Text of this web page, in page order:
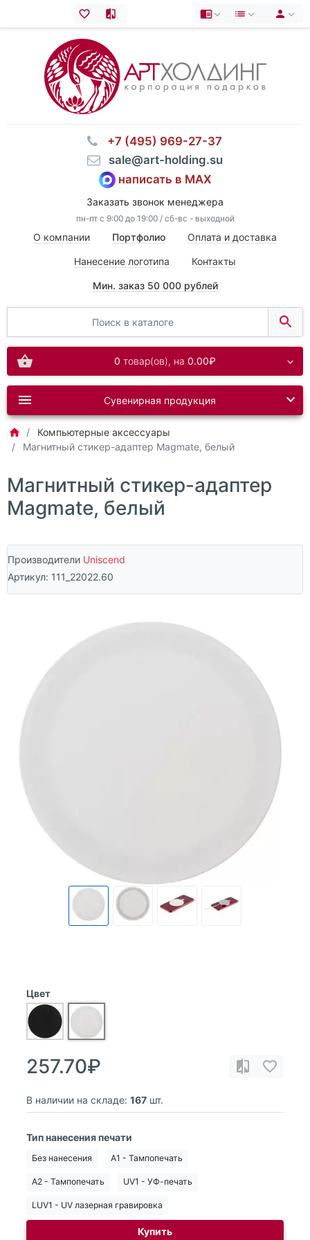
⠀+7 (495) 969-27-37
⠀sale@art-holding.su
написать в MAX
Заказать звонок менеджера
пн-пт с 9:00 до 19:00 / сб-вс - выходной
О компании Портфолио Оплата и доставка
Нанесение логотипа Контакты
Мин. заказ 50 000 рублей
0 товар(ов), на 0.00₽
Сувенирная продукция
Компьютерные аксессуары
Магнитный стикер-адаптер Magmate, белый
Магнитный стикер-адаптер
Magmate, белый
Производители Uniscend
Артикул: 111_22022.60
Цвет
257.70₽
В наличии на складе: 167 шт.
Тип нанесения печати
Без нанесения A1 - Тампопечать
A2 - Тампопечать UV1 - УФ-печать
LUV1 - UV лазерная гравировка
Купить